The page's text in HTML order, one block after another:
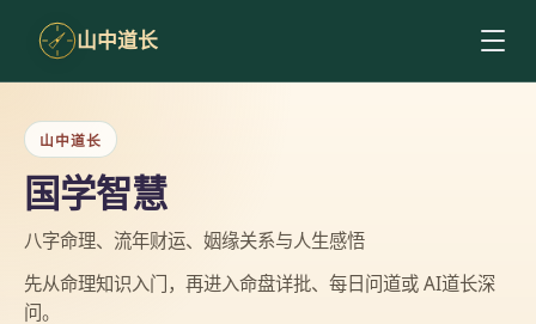
山中道长
山中道长
国学智慧
八字命理、流年财运、姻缘关系与人生感悟
先从命理知识入门，再进入命盘详批、每日问道或 AI道长深
问。